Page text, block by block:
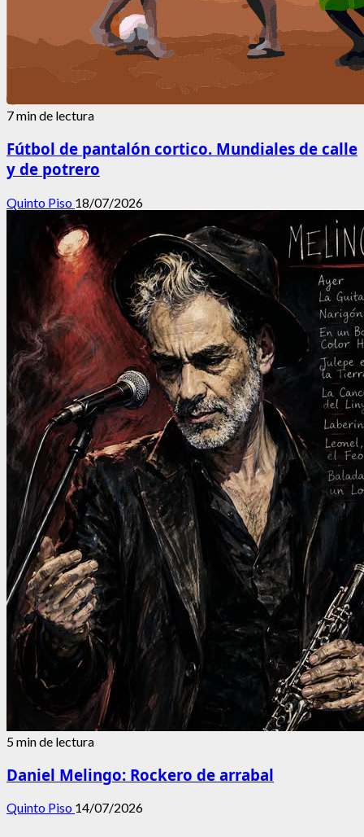
7 min de lectura
Fútbol de pantalón cortico. Mundiales de calle
y de potrero
Quinto Piso 18/07/2026
5 min de lectura
Daniel Melingo: Rockero de arrabal
Quinto Piso 14/07/2026